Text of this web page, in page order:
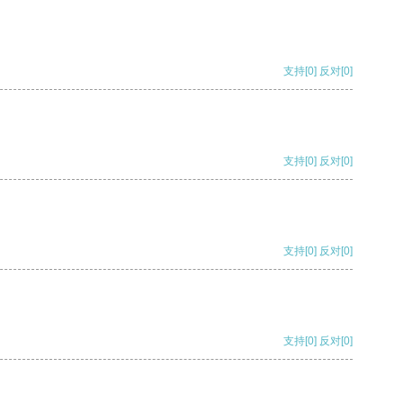
支持[0] 反对[0]
支持[0] 反对[0]
支持[0] 反对[0]
支持[0] 反对[0]